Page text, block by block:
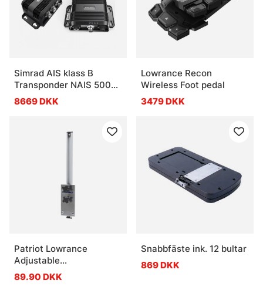
Simrad AIS klass B
Transponder NAIS 500
KIT
8669 DKK
Lowrance Recon
Wireless Foot pedal
3479 DKK
Patriot Lowrance
Adjustable
Transducerlift For
Transom, For
89.90 DKK
Snabbfäste ink. 12 bultar
869 DKK